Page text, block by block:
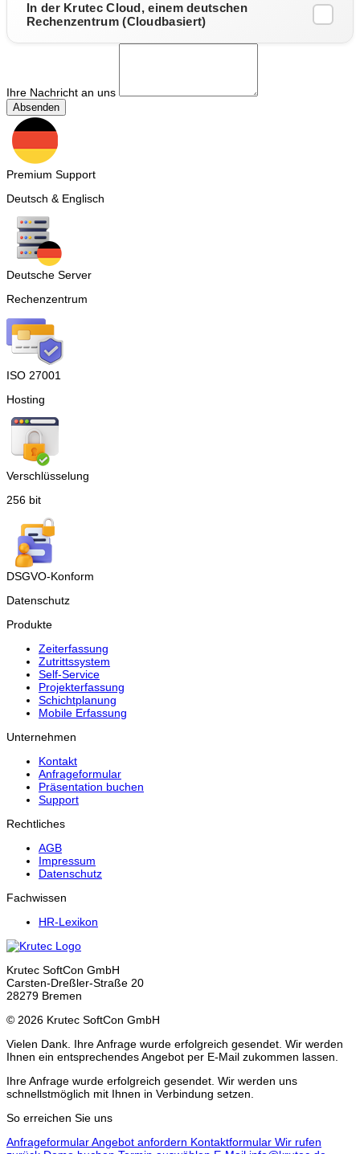
In der Krutec Cloud, einem deutschen
Rechenzentrum (Cloudbasiert)
Ihre Nachricht an uns
Absenden
Premium Support
Deutsch & Englisch
Deutsche Server
Rechenzentrum
ISO 27001
Hosting
Verschlüsselung
256 bit
DSGVO-Konform
Datenschutz
Produkte
Zeiterfassung
Zutrittssystem
Self-Service
Projekterfassung
Schichtplanung
Mobile Erfassung
Unternehmen
Kontakt
Anfrageformular
Präsentation buchen
Support
Rechtliches
AGB
Impressum
Datenschutz
Fachwissen
HR-Lexikon
Krutec SoftCon GmbH
Carsten-Dreßler-Straße 20
28279 Bremen
© 2026 Krutec SoftCon GmbH
Vielen Dank. Ihre Anfrage wurde erfolgreich gesendet. Wir werden
Ihnen ein entsprechendes Angebot per E-Mail zukommen lassen.
Ihre Anfrage wurde erfolgreich gesendet. Wir werden uns
schnellstmöglich mit Ihnen in Verbindung setzen.
So erreichen Sie uns
AnfrageformularAngebot anfordern Kontaktformular Wir rufen